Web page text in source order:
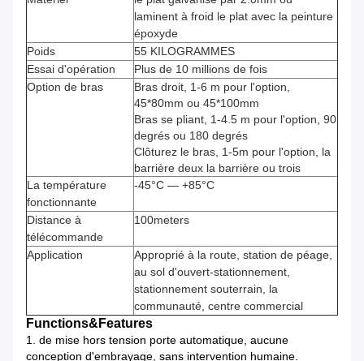
laminent à froid le plat avec la peinture
époxyde
Poids
55 KILOGRAMMES
Essai d'opération
Plus de 10 millions de fois
Option de bras
Bras droit, 1-6 m pour l'option,
45*80mm ou 45*100mm
Bras se pliant, 1-4.5 m pour l'option, 90
degrés ou 180 degrés
Clôturez le bras, 1-5m pour l'option, la
barrière deux la barrière ou trois
La température
fonctionnante
-45°C — +85°C
Distance à
télécommande
100meters
Application
Approprié à la route, station de péage,
au sol d'ouvert-stationnement,
stationnement souterrain, la
communauté, centre commercial
Functions&Features
1. de mise hors tension porte automatique, aucune
conception d'embrayage, sans intervention humaine.